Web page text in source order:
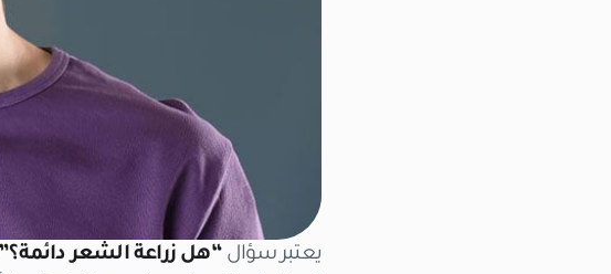
يعتبر سؤال“هل زراعة الشعر دائمة؟”